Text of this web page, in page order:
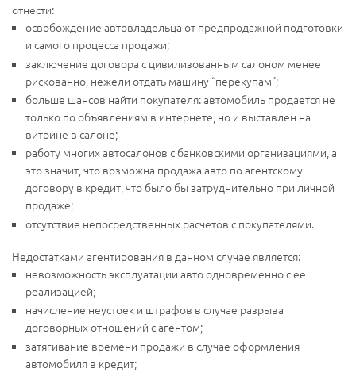
отнести:
освобождение автовладельца от предпродажной подготовки
и самого процесса продажи;
заключение договора с цивилизованным салоном менее
рискованно, нежели отдать машину “перекупам”;
больше шансов найти покупателя: автомобиль продается не
только по объявлениям в интернете, но и выставлен на
витрине в салоне;
работу многих автосалонов с банковскими организациями, а
это значит, что возможна продажа авто по агентскому
договору в кредит, что было бы затруднительно при личной
продаже;
отсутствие непосредственных расчетов с покупателями.
Недостатками агентирования в данном случае является:
невозможность эксплуатации авто одновременно с ее
реализацией;
начисление неустоек и штрафов в случае разрыва
договорных отношений с агентом;
затягивание времени продажи в случае оформления
автомобиля в кредит;